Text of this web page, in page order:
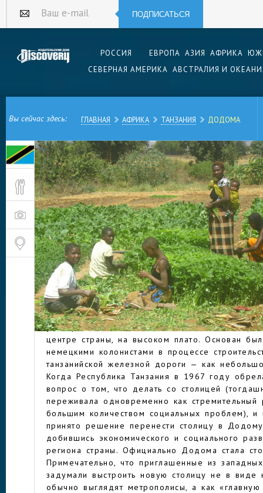
Ваш e-mail ПОДПИСАТЬСЯ
РОССИЯ ЕВРОПА АЗИЯ АФРИКА
СЕВЕРНАЯ АМЕРИКА АВСТРАЛИЯ И
Вы сейчас здесь: ГЛАВНАЯ АФРИКА ТАНЗАНИЯ ДОДОМА
ДОДОМА
Одно из немногих доступных в 2020 году
это Танзания. Не факт, что эта
первым выбором, будь этот выбор куда
замечательный шанс познакомиться с ней
города Додома — столицы республики
Туристы приезжают в Танзанию, в основном,
большому ее городу — находящемуся на
океана Дар-эс-Саламу. Многие даже
столицу — кажется, даже танзанийские
находится фактическая столица страны, лишь
Додому. Тем не менее, Додома — город
частности, за счет бурной студенческой
университета на 400000 человек населения).
центре страны, на высоком плато. Основан
немецкими колонистами в процессе
танзанийской железной дороги — как
Когда Республика Танзания в 1967 году
вопрос о том, что делать со столицей
переживала одновременно как стремительный
большим количеством социальных проблем),
принято решение перенести столицу в
добившись экономического и социального
региона страны. Официально Додома стала
Примечательно, что приглашенные из
задумали выстроить новую столицу не в виде
обычно выглядят метрополисы, а как